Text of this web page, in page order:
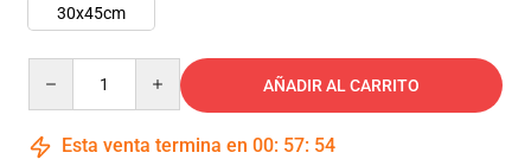
30x45cm
AÑADIR AL CARRITO
Esta venta termina en 00: 57: 53